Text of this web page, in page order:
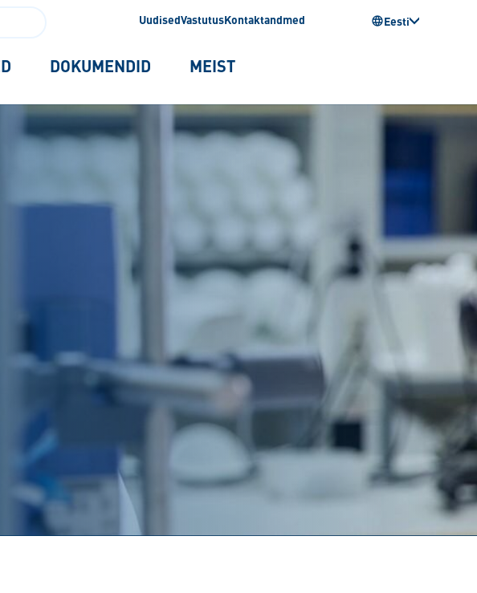
UudisedVastutusKontaktandmed Eesti
DOKUMENDID MEIST